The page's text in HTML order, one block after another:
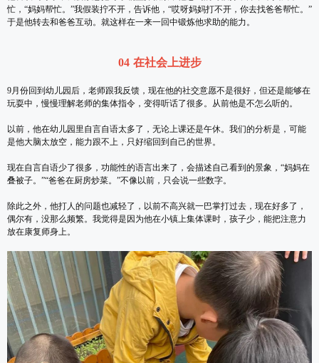
忙，“妈妈帮忙。”我假装拧不开，告诉他，“哎呀妈妈打不开，你去找爸爸帮忙。”
于是他转去和爸爸互动。就这样在一来一回中锻炼他求助的能力。
04 在社会上进步
9月份回到幼儿园后，老师跟我反馈，现在他的社交意愿不是很好，但还是能够在
玩耍中，慢慢理解老师的集体指令，变得听话了很多。从前他是不怎么听的。
以前，他在幼儿园里自言自语太多了，无论上课还是午休。我们的分析是，可能
是他大脑太放空，能力跟不上，只好缩回到自己的世界。
现在自言自语少了很多，功能性的语言出来了，会描述自己看到的景象，“妈妈在
叠被子。”“爸爸在厨房炒菜。”不像以前，只会说一些数字。
除此之外，他打人的问题也减轻了，以前不高兴就一巴掌打过去，现在好多了，
偶尔有，没那么频繁。我觉得是因为他在小镇上集体课时，孩子少，能把注意力
放在康复师身上。